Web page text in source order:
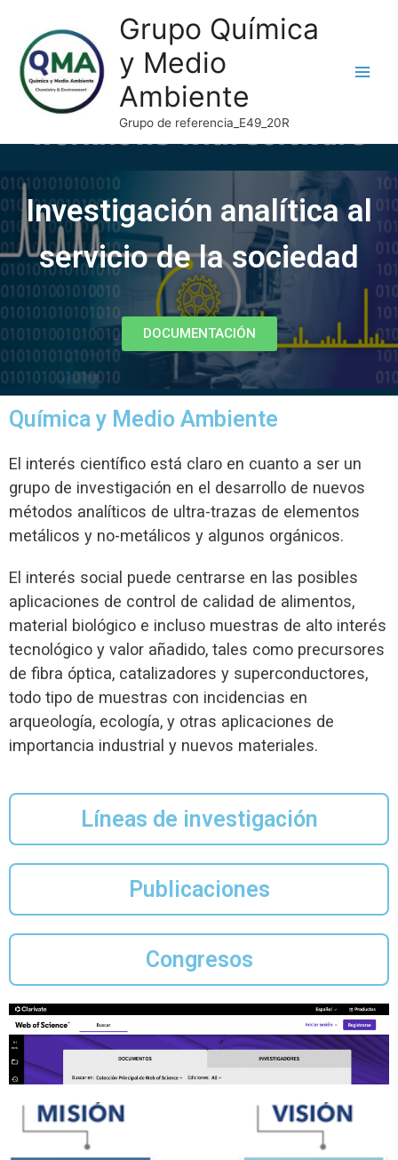
Grupo Química
y Medio
Ambiente
Grupo de referencia_E49_20R
Investigación analítica al
servicio de la sociedad
DOCUMENTACIÓN
Química y Medio Ambiente
El interés científico está claro en cuanto a ser un
grupo de investigación en el desarrollo de nuevos
métodos analíticos de ultra-trazas de elementos
metálicos y no-metálicos y algunos orgánicos.
El interés social puede centrarse en las posibles
aplicaciones de control de calidad de alimentos,
material biológico e incluso muestras de alto interés
tecnológico y valor añadido, tales como precursores
de fibra óptica, catalizadores y superconductores,
todo tipo de muestras con incidencias en
arqueología, ecología, y otras aplicaciones de
importancia industrial y nuevos materiales.
Líneas de investigación
Publicaciones
Congresos